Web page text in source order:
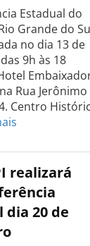
Estadual do
Grande do
no dia 13 de
9h às 18
Rua Jerônimo
Centro
do
PCdoB
Rio
Grande
do
realizará
dia 20 de